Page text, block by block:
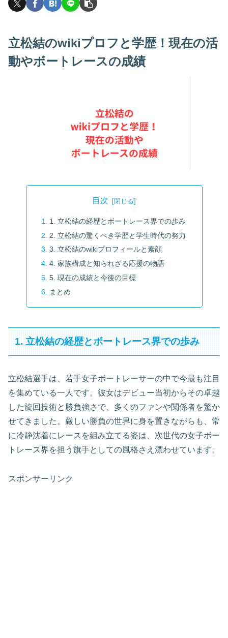
立松結のwikiプロフと学歴！現在の活
動やボートレースの成績
目次
1. 立松結の経歴とボートレース界での歩み
2. 立松結の驚くべき学歴と学生時代の努力
3. 立松結のwikiプロフィールと素顔
4. 家族構成と知られざる応援の物語
5. 現在の成績と今後の目標
まとめ
1. 立松結の経歴とボートレース界での歩み
立松結選手は、若手女子ボートレーサーの中で今最も注目
を集めている一人です。彼女はデビュー当初からその卓越
した旋回技術と勝負強さで、多くのファンや関係者を驚か
せてきました。厳しい勝負の世界に身を置きながらも、常
に冷静沈着にレースを組み立てる姿は、次世代の女子ボー
トレース界を担う旗手としての風格さえ漂わせています。
スポンサーリンク